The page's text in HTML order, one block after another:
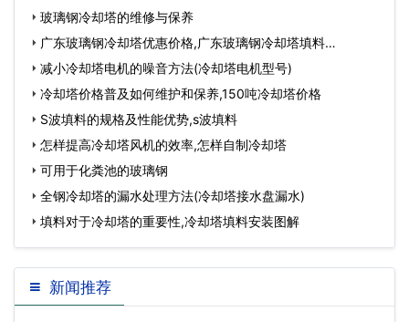
玻璃钢冷却塔的维修与保养
广东玻璃钢冷却塔优惠价格,广东玻璃钢冷却塔填料…
减小冷却塔电机的噪音方法(冷却塔电机型号)
冷却塔价格普及如何维护和保养,150吨冷却塔价格
S波填料的规格及性能优势,s波填料
怎样提高冷却塔风机的效率,怎样自制冷却塔
可用于化粪池的玻璃钢
全钢冷却塔的漏水处理方法(冷却塔接水盘漏水)
填料对于冷却塔的重要性,冷却塔填料安装图解
新闻推荐